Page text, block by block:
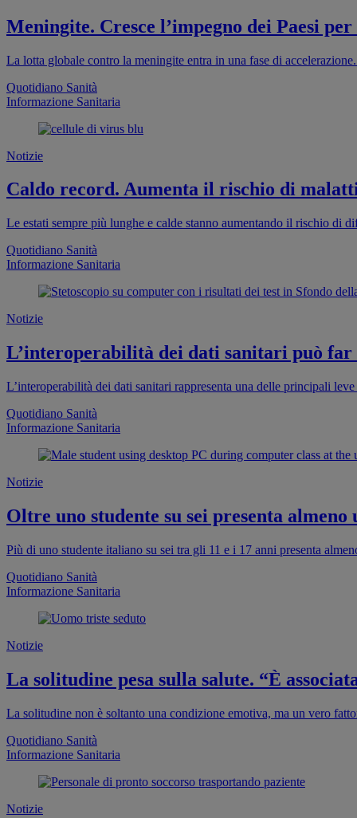
Meningite. Cresce l’impegno dei Paesi
La lotta globale contro la meningite entra in una fase di
Quotidiano Sanità
Informazione Sanitaria
Notizie
Caldo record. Aumenta il rischio di
Le estati sempre più lunghe e calde stanno aumentando il rischio
Quotidiano Sanità
Informazione Sanitaria
Notizie
L’interoperabilità dei dati sanitari può
L’interoperabilità dei dati sanitari rappresenta una delle principali
Quotidiano Sanità
Informazione Sanitaria
Notizie
Oltre uno studente su sei presenta
Più di uno studente italiano su sei tra gli 11 e i 17 anni presenta
Quotidiano Sanità
Informazione Sanitaria
Notizie
La solitudine pesa sulla salute. “È
La solitudine non è soltanto una condizione emotiva, ma un vero
Quotidiano Sanità
Informazione Sanitaria
Notizie